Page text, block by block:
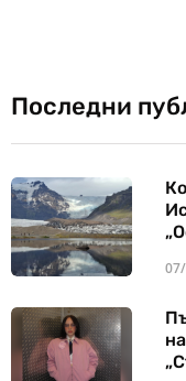
Последни